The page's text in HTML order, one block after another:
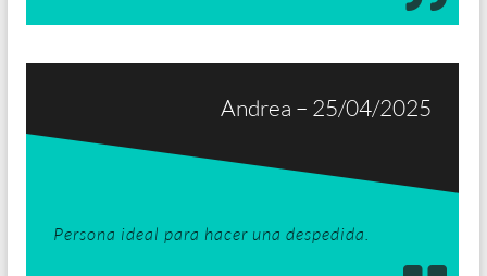
Persona ideal para hacer una despedida.
Andrea – 25/04/2025